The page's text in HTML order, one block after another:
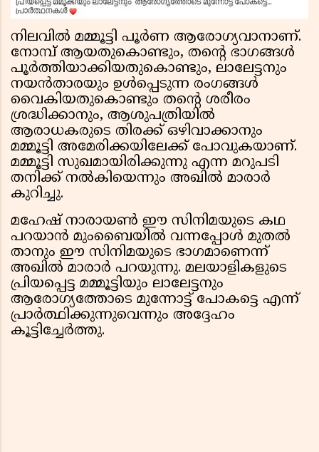
നിലവിൽ മമ്മൂട്ടി പൂർണ ആരോഗ്യവാനാണ്.
നോമ്പ് ആയതുകൊണ്ടും, തന്റെ ഭാഗങ്ങൾ
പൂർത്തിയാക്കിയതുകൊണ്ടും, ലാലേട്ടനും
നയൻതാരയും ഉൾപ്പെടുന്ന രംഗങ്ങൾ
വൈകിയതുകൊണ്ടും തന്റെ ശരീരം
ശ്രദ്ധിക്കാനും, ആശുപത്രിയിൽ
ആരാധകരുടെ തിരക്ക് ഒഴിവാക്കാനും
മമ്മൂട്ടി അമേരിക്കയിലേക്ക് പോവുകയാണ്.
മമ്മൂട്ടി സുഖമായിരിക്കുന്നു എന്ന മറുപടി
തനിക്ക് നൽകിയെന്നും അഖിൽ മാരാർ
കുറിച്ചു.
മഹേഷ് നാരായൺ ഈ സിനിമയുടെ കഥ
പറയാൻ മുംബൈയിൽ വന്നപ്പോൾ മുതൽ
താനും ഈ സിനിമയുടെ ഭാഗമാണെന്ന്
അഖിൽ മാരാർ പറയുന്നു. മലയാളികളുടെ
പ്രിയപ്പെട്ട മമ്മൂട്ടിയും ലാലേട്ടനും
ആരോഗ്യത്തോടെ മുന്നോട്ട് പോകട്ടെ എന്ന്
പ്രാർത്ഥിക്കുന്നുവെന്നും അദ്ദേഹം
കൂട്ടിച്ചേർത്തു.